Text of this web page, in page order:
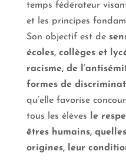
temps fédérateur
et les principes
Son objectif est de
écoles, collèges et
racisme, de
formes de
qu’elle favorise
tous les élèves
le
êtres humains,
origines, leur